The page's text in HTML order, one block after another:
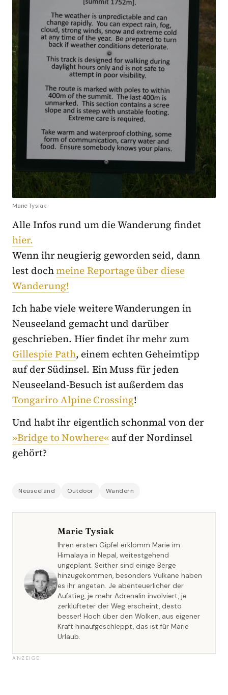
Marie Tysiak
Alle Infos rund um die Wanderung findet
hier.
Wenn ihr neugierig geworden seid, dann
lest dochmeine Reportage über diese
Wanderung!
Ich habe viele weitere Wanderungen in
Neuseeland gemacht und darüber
geschrieben. Hier findet ihr mehr zum
Gillespie Path, einem echten Geheimtipp
auf der Südinsel. Ein Muss für jeden
Neuseeland-Besuch ist außerdem das
Tongariro Alpine Crossing!
Und habt ihr eigentlich schonmal von der
»Bridge to Nowhere« auf der Nordinsel
gehört?
Neuseeland Outdoor Wandern
Marie Tysiak
Ihren ersten Gipfel erklomm Marie im
Himalaya in Nepal, weitestgehend
ungeplant. Seither sind einige Berge
hinzugekommen, besonders Vulkane haben
es ihr angetan. Je abenteuerlicher der
Aufstieg, je mehr Adrenalin involviert, je
zerklüfteter der Weg erscheint, desto
besser! Hoch über den Wolken, aus eigener
Kraft hinaufgeschleppt, das ist für Marie
Urlaub.
ANZEIGE